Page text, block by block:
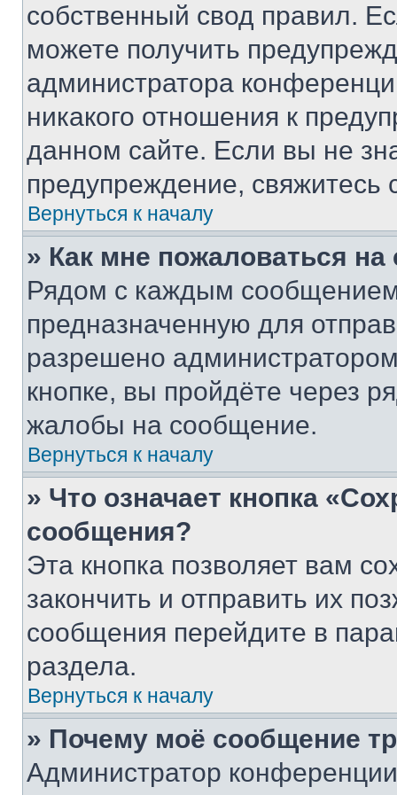
собственный свод правил.
можете получить
администратора
никакого отношения к
данном сайте. Если вы не
предупреждение,
Вернуться к началу
» Как мне пожаловаться
Рядом с каждым сообщением
предназначенную для
разрешено
кнопке, вы пройдёте через
жалобы на сообщение.
Вернуться к началу
» Что означает кнопка
сообщения?
Эта кнопка позволяет вам
закончить и отправить их
сообщения перейдите в
раздела.
Вернуться к началу
» Почему моё сообщение
Администратор